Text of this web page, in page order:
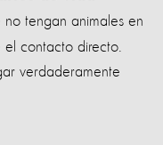
tengan animales en
contacto directo.
verdaderamente